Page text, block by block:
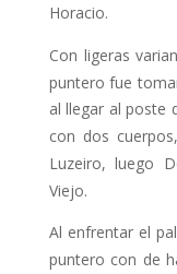
Horacio.
Con ligeras
puntero fue
al llegar al poste
con dos
Luzeiro, luego
Viejo.
Al enfrentar el
puntero con de